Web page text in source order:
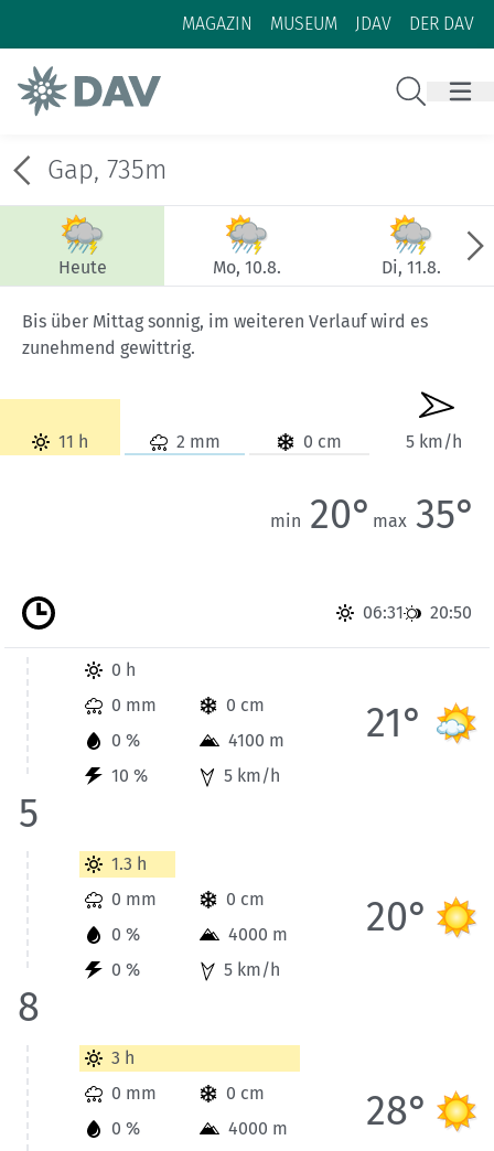
Zum Inhalt
Zur Footer-Navigation
MAGAZIN MUSEUM JDAV DER DAV
Gap, 735m
Heute Mo, 10.8. Di, 11.8.
Bis über Mittag sonnig, im weiteren Verlauf wird es
zunehmend gewittrig.
11 h 2 mm 0 cm 5 km/h
max 35°
min 20°
06:31 20:50
Wetterinformationen der Station Gap für Heute bis 5 Uhr.
5
0 h
0 mm
0 cm
10 %
0 %
4100 m
5 km/h
21°
Wetterinformationen der Station Gap für Heute bis 8 Uhr.
8
1.3 h
0 mm
0 cm
0 %
0 %
4000 m
5 km/h
20°
Wetterinformationen der Station Gap für Heute bis 11 Uhr.
3 h
0 mm
0 cm
0 %
4000 m
28°